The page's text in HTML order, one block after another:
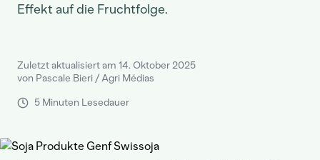
Effekt auf die Fruchtfolge.
Zuletzt aktualisiert am 14. Oktober 2025
von Pascale Bieri / Agri Médias
5 Minuten Lesedauer